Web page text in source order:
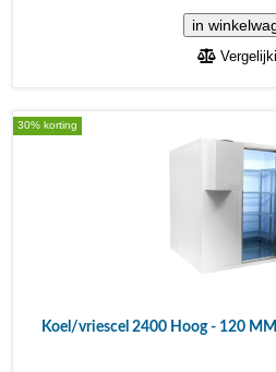
30% korting
Koel/vriescel 2400 Hoog - 120